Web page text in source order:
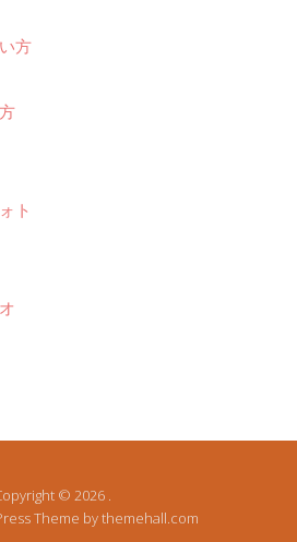
方
ト
© 2026 .
Theme by themehall.com